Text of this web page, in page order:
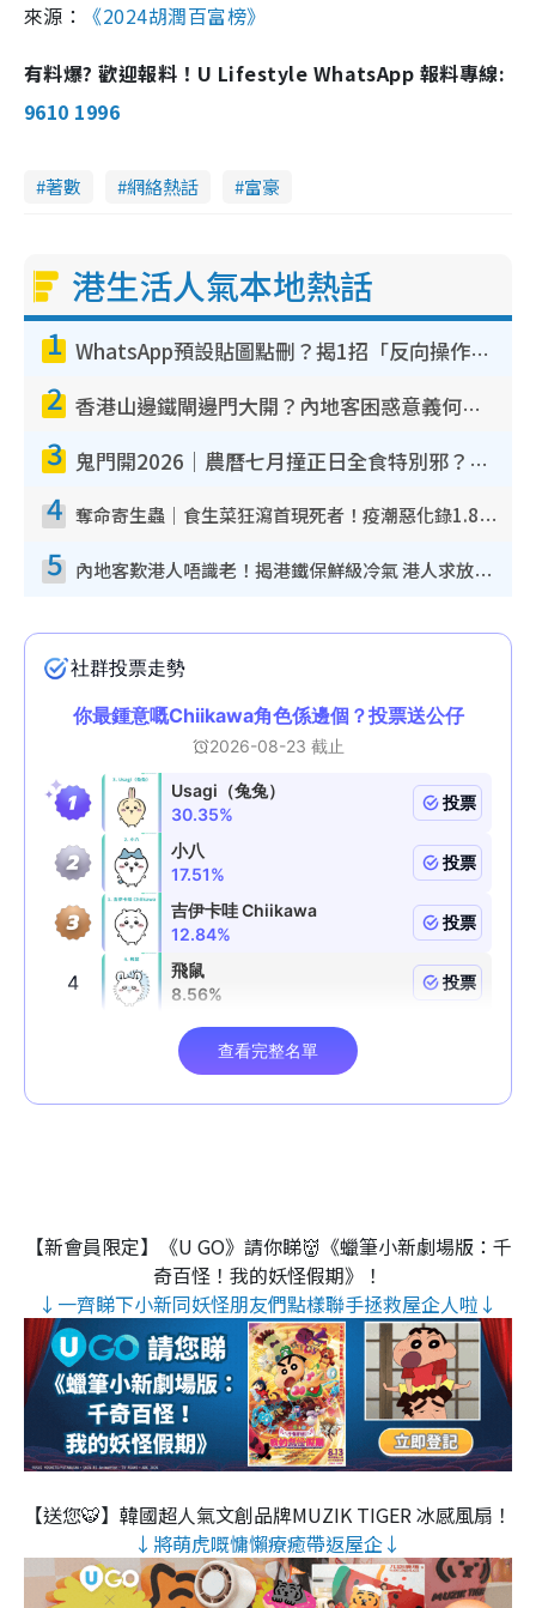
來源： 《2024胡潤百富榜》
有料爆? 歡迎報料！U Lifestyle WhatsApp 報料專線:
9610 1996
著數 網絡熱話 富豪
港生活人氣本地熱話
1 WhatsApp預設貼圖點刪？揭1招「反向操作」還原簡潔介面 附3步實測教學
2 香港山邊鐵閘邊門大開？內地客困惑意義何在！網民神回覆：呢種叫法理性防禦
3 鬼門開2026｜農曆七月撞正日全食特別邪？專家警告切忌做一事！揭4大禁忌+2招保平安
4 奪命寄生蟲｜食生菜狂瀉首現死者！疫潮惡化錄1.8萬宗病例 揭洗菜3大謬誤
5 內地客歎港人唔識老！揭港鐵保鮮級冷氣 港人求放過：咪投訴
【新會員限定】《U GO》請你睇👹《蠟筆小新劇場版：千
奇百怪！我的妖怪假期》！
↓一齊睇下小新同妖怪朋友們點樣聯手拯救屋企人啦↓
【送您🐯】韓國超人氣文創品牌MUZIK TIGER 冰感風扇！
↓將萌虎嘅慵懶療癒帶返屋企↓